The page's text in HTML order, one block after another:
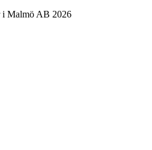
Malmö AB 2026